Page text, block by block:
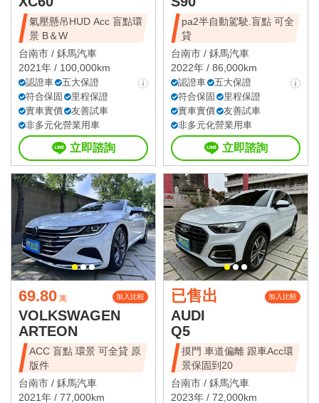
氣壓懸吊HUD Acc 盲點環
景 B＆W
台南市 / 鉌馬汽車
2021年 / 100,000km
認證車
五大保證
符合保固
里程保證
實車實價
友善試車
非多元化營業用車
立即諮詢
pa2半自動駕駛.盲點 可全
貸
台南市 / 鉌馬汽車
2022年 / 86,000km
認證車
五大保證
符合保固
里程保證
實車實價
友善試車
非多元化營業用車
立即諮詢
69.80 萬 加入比較
VOLKSWAGEN
ARTEON
ACC 盲點 環景 可全貸 原
版件
台南市 / 鉌馬汽車
2021年 / 77,000km
已售出 加入比較
AUDI
Q5
摸門 車道偏離 跟車Acc環
景保固到20
台南市 / 鉌馬汽車
2023年 / 72,000km